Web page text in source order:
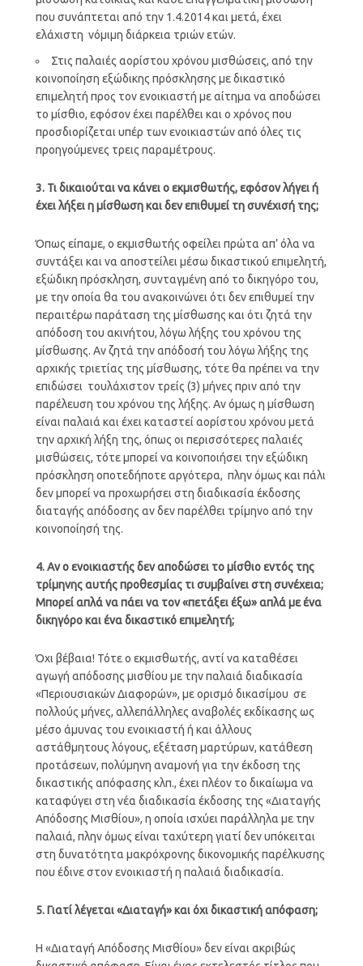
που συνάπτεται από την 1.4.2014 και μετά, έχει
ελάχιστη νόμιμη διάρκεια τριών ετών.
Στις παλαιές αορίστου χρόνου μισθώσεις, από την
κοινοποίηση εξώδικης πρόσκλησης με δικαστικό
επιμελητή προς τον ενοικιαστή με αίτημα να αποδώσει
το μίσθιο, εφόσον έχει παρέλθει και ο χρόνος που
προσδιορίζεται υπέρ των ενοικιαστών από όλες τις
προηγούμενες τρεις παραμέτρους.
3. Τι δικαιούται να κάνει ο εκμισθωτής, εφόσον λήγει ή
έχει λήξει η μίσθωση και δεν επιθυμεί τη συνέχισή της;
Όπως είπαμε, ο εκμισθωτής οφείλει πρώτα απ’ όλα να
συντάξει και να αποστείλει μέσω δικαστικού επιμελητή,
εξώδικη πρόσκληση, συνταγμένη από το δικηγόρο του,
με την οποία θα του ανακοινώνει ότι δεν επιθυμεί την
περαιτέρω παράταση της μίσθωσης και ότι ζητά την
απόδοση του ακινήτου, λόγω λήξης του χρόνου της
μίσθωσης. Αν ζητά την απόδοσή του λόγω λήξης της
αρχικής τριετίας της μίσθωσης, τότε θα πρέπει να την
επιδώσει τουλάχιστον τρείς (3) μήνες πριν από την
παρέλευση του χρόνου της λήξης. Αν όμως η μίσθωση
είναι παλαιά και έχει καταστεί αορίστου χρόνου μετά
την αρχική λήξη της, όπως οι περισσότερες παλαιές
μισθώσεις, τότε μπορεί να κοινοποιήσει την εξώδικη
πρόσκληση οποτεδήποτε αργότερα, πλην όμως και πάλι
δεν μπορεί να προχωρήσει στη διαδικασία έκδοσης
διαταγής απόδοσης αν δεν παρέλθει τρίμηνο από την
κοινοποίησή της.
4. Αν ο ενοικιαστής δεν αποδώσει το μίσθιο εντός της
τρίμηνης αυτής προθεσμίας τι συμβαίνει στη συνέχεια;
Μπορεί απλά να πάει να τον «πετάξει έξω» απλά με ένα
δικηγόρο και ένα δικαστικό επιμελητή;
Όχι βέβαια! Τότε ο εκμισθωτής, αντί να καταθέσει
αγωγή απόδοσης μισθίου με την παλαιά διαδικασία
«Περιουσιακών Διαφορών», με ορισμό δικασίμου σε
πολλούς μήνες, αλλεπάλληλες αναβολές εκδίκασης ως
μέσο άμυνας του ενοικιαστή ή και άλλους
αστάθμητους λόγους, εξέταση μαρτύρων, κατάθεση
προτάσεων, πολύμηνη αναμονή για την έκδοση της
δικαστικής απόφασης κλπ., έχει πλέον το δικαίωμα να
καταφύγει στη νέα διαδικασία έκδοσης της «Διαταγής
Απόδοσης Μισθίου», η οποία ισχύει παράλληλα με την
παλαιά, πλην όμως είναι ταχύτερη γιατί δεν υπόκειται
στη δυνατότητα μακρόχρονης δικονομικής παρέλκυσης
που έδινε στον ενοικιαστή η παλαιά διαδικασία.
5. Γιατί λέγεται «Διαταγή» και όχι δικαστική απόφαση;
Η «Διαταγή Απόδοσης Μισθίου» δεν είναι ακριβώς